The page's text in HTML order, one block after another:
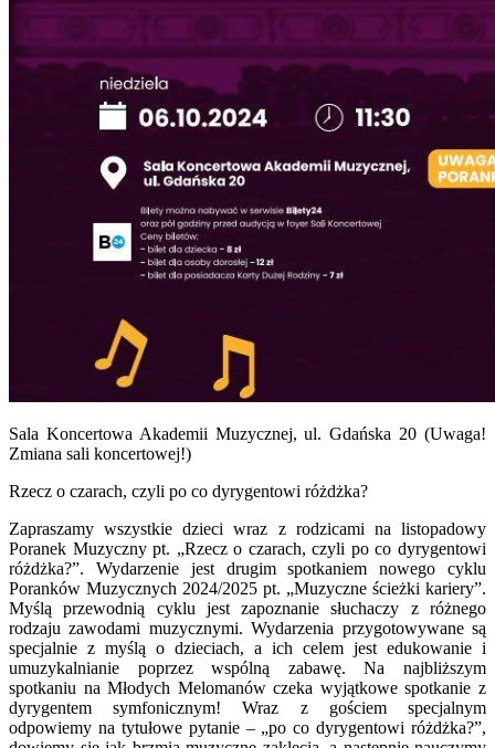
Sala Koncertowa Akademii Muzycznej, ul. Gdańska 20 (Uwaga!
Zmiana sali koncertowej!)
Rzecz o czarach, czyli po co dyrygentowi różdżka?
Zapraszamy wszystkie dzieci wraz z rodzicami na listopadowy
Poranek Muzyczny pt. „Rzecz o czarach, czyli po co dyrygentowi
różdżka?”. Wydarzenie jest drugim spotkaniem nowego cyklu
Poranków Muzycznych 2024/2025 pt. „Muzyczne ścieżki kariery”.
Myślą przewodnią cyklu jest zapoznanie słuchaczy z różnego
rodzaju zawodami muzycznymi. Wydarzenia przygotowywane są
specjalnie z myślą o dzieciach, a ich celem jest edukowanie i
umuzykalnianie poprzez wspólną zabawę. Na najbliższym
spotkaniu na Młodych Melomanów czeka wyjątkowe spotkanie z
dyrygentem symfonicznym! Wraz z gościem specjalnym
odpowiemy na tytułowe pytanie – „po co dyrygentowi różdżka?”,